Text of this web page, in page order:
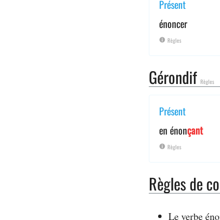
Présent
énoncer
Règles
Gérondif Règles
Présent
en énonçant
Règles
Règles de
Le verbe